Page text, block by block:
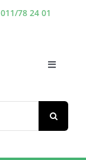
011/78 24 01
Toggle